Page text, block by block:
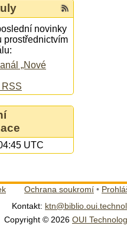
novinky
prostřednictvím
„Nové
UTC
Ochrana soukromí •
Kontakt:
Copyright © 2026 OUI